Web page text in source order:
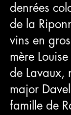
denrées
de la
vins en
mère
de Lavaux,
major
famille de